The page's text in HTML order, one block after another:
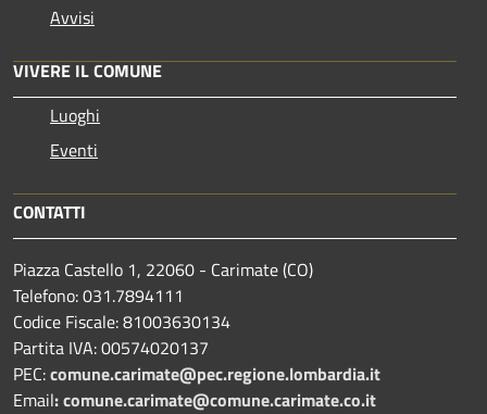
Avvisi
VIVERE IL COMUNE
Luoghi
Eventi
CONTATTI
Piazza Castello 1, 22060 - Carimate (CO)
Telefono: 031.7894111
Codice Fiscale: 81003630134
Partita IVA: 00574020137
PEC:comune.carimate@pec.regione.lombardia.it
Email:comune.carimate@comune.carimate.co.it